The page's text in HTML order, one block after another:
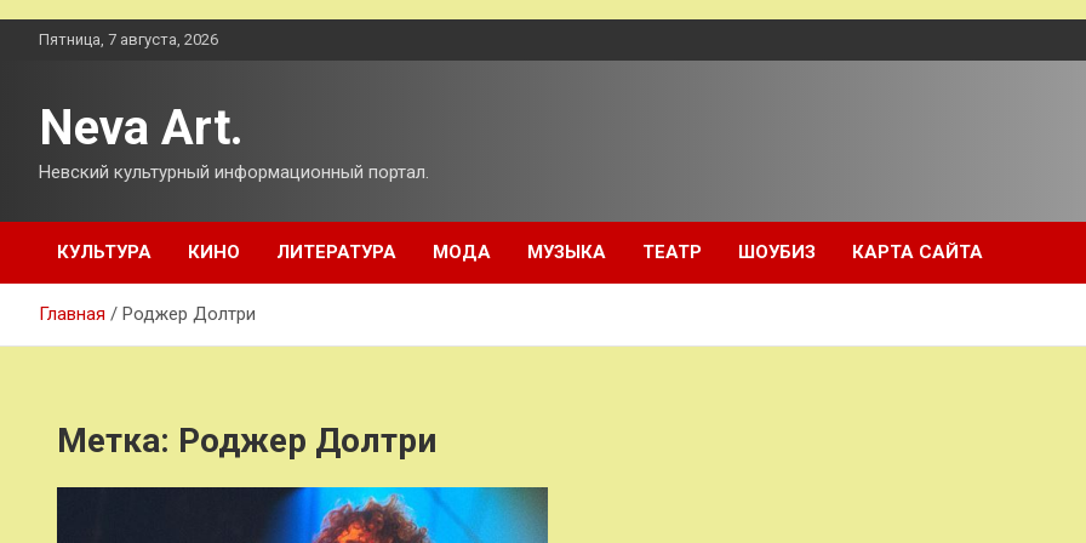
ПерейтиПятница, 7 августа, 2026
Neva Art.
Невский культурный информационный портал.
КУЛЬТУРА КИНО ЛИТЕРАТУРА МОДА МУЗЫКА ТЕАТР ШОУБИЗ КАРТА САЙТА
Главная Роджер Долтри
Метка: Роджер Долтри